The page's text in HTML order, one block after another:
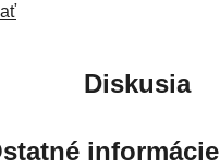
Diskusia
informácie